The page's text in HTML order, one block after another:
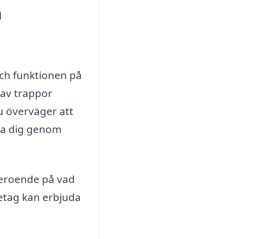
funktionen på
trappor
överväger att
dig genom
på vad
kan erbjuda